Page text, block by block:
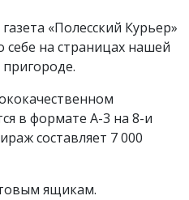
«Полесский Курьер»
себе на страницах нашей
в формате А-3 на 8-и
составляет 7 000
ящикам.